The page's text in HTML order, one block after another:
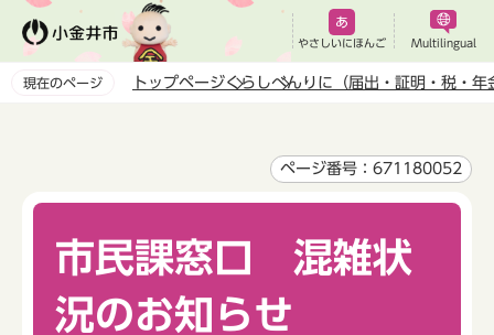
ペ
やさしいにほんご Multilingual
現在のページ トップページくらしべんりに（届出・証明・税・年
ページ番号：671180052
市民課窓口 混雑状
況のお知らせ